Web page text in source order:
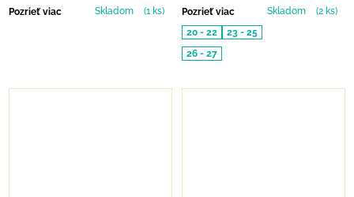
Pozrieť viac Skladom (1 ks) Pozrieť viac Skladom
(2 ks)
20 - 22
23 - 25
26 - 27